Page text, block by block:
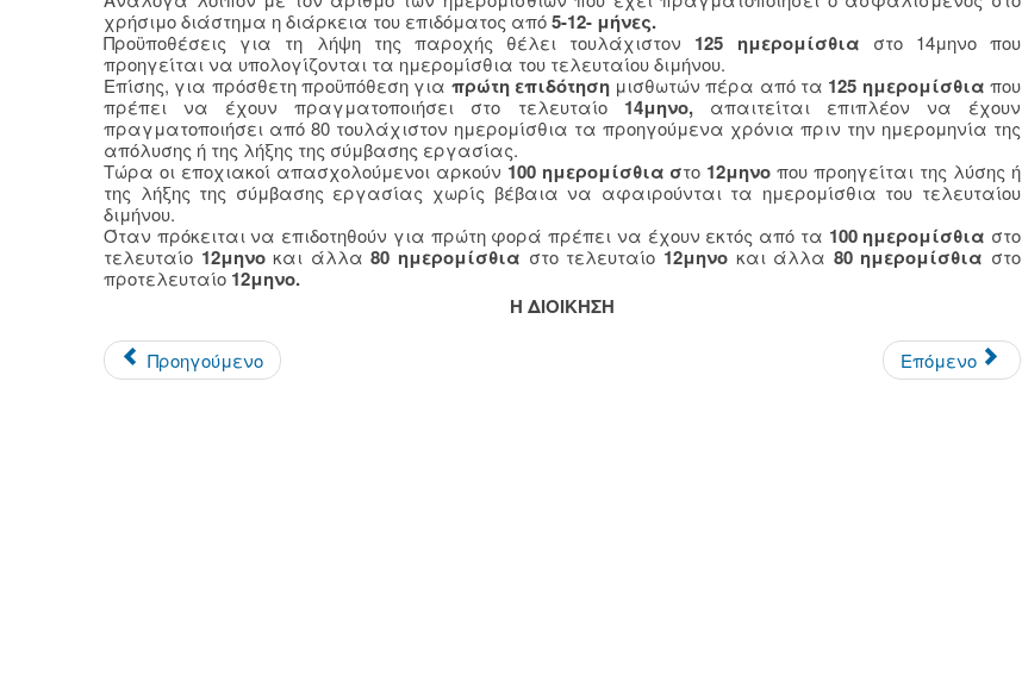
χρήσιμο διάστημα η διάρκεια του επιδόματος από5-12- μήνες.
Προϋποθέσεις για τη λήψη της παροχής θέλει τουλάχιστον 125 ημερομίσθια στο 14μηνο που
προηγείται να υπολογίζονται τα ημερομίσθια του τελευταίου διμήνου.
Επίσης, για πρόσθετη προϋπόθεση για πρώτη επιδότησημισθωτών πέρα από τα 125 ημερομίσθια που
πρέπει να έχουν πραγματοποιήσει στο τελευταίο 14μηνο,απαιτείται επιπλέον να έχουν
πραγματοποιήσει από 80 τουλάχιστον ημερομίσθια τα προηγούμενα χρόνια πριν την ημερομηνία της
απόλυσης ή της λήξης της σύμβασης εργασίας.
Τώρα οι εποχιακοί απασχολούμενοι αρκούν 100 ημερομίσθια στο 12μηνο που προηγείται της λύσης ή
της λήξης της σύμβασης εργασίας χωρίς βέβαια να αφαιρούνται τα ημερομίσθια του τελευταίου
διμήνου.
Όταν πρόκειται να επιδοτηθούν για πρώτη φορά πρέπει να έχουν εκτός από τα 100 ημερομίσθια στο
τελευταίο 12μηνοκαι άλλα80 ημερομίσθια στο τελευταίο 12μηνοκαι άλλα 80 ημερομίσθια στο
προτελευταίο 12μηνο.
Η ΔΙΟΙΚΗΣΗ
Προηγούμενο Επόμενο